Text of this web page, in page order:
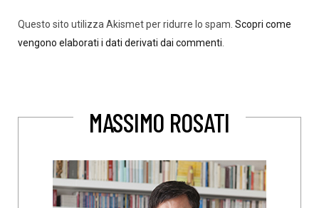
Questo sito utilizza Akismet per ridurre lo spam. Scopri come
vengono elaborati i dati derivati dai commenti
MASSIMO ROSATI